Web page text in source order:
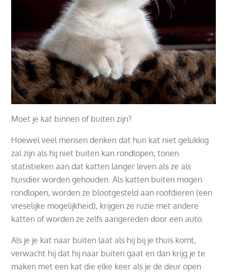
Moet je kat binnen of buiten zijn?
Hoewel veel mensen denken dat hun kat niet gelukkig
zal zijn als hij niet buiten kan rondlopen, tonen
statistieken aan dat katten langer leven als ze als
huisdier worden gehouden. Als katten buiten mogen
rondlopen, worden ze blootgesteld aan roofdieren (een
vreselijke mogelijkheid), krijgen ze ruzie met andere
katten of worden ze zelfs aangereden door een auto.
Als je je kat naar buiten laat als hij bij je thuis komt,
verwacht hij dat hij naar buiten gaat en dan krijg je te
maken met een kat die elke keer als je de deur open